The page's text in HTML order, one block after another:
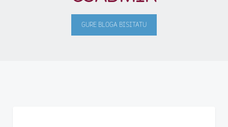
GURE BLOGA BISITATU